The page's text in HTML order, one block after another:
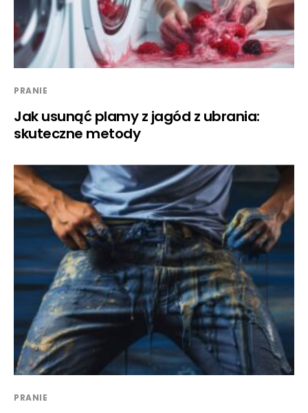
PRANIE
Jak usunąć plamy z jagód z ubrania:
skuteczne metody
PRANIE